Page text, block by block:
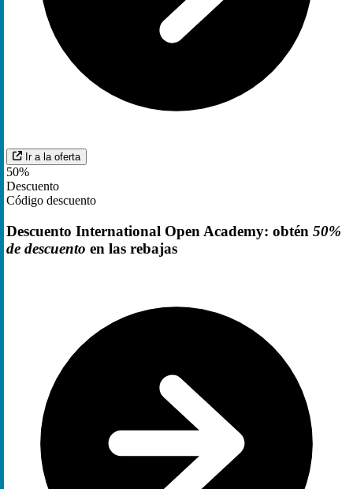
Ir a la oferta
50%
Descuento
Código descuento
Descuento International Open Academy: obtén 50%
de descuento en las rebajas